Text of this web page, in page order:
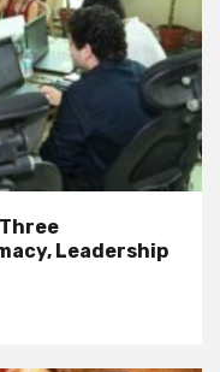
Leadership